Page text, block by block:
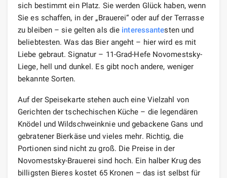
sich bestimmt ein Platz. Sie werden Glück haben, wenn
Sie es schaffen, in der „Brauerei“ oder auf der Terrasse
zu bleiben – sie gelten als die interessantesten und
beliebtesten. Was das Bier angeht – hier wird es mit
Liebe gebraut. Signatur – 11-Grad-Hefe Novomestsky-
Liege, hell und dunkel. Es gibt noch andere, weniger
bekannte Sorten.
Auf der Speisekarte stehen auch eine Vielzahl von
Gerichten der tschechischen Küche – die legendären
Knödel und Wildschweinknie und gebackene Gans und
gebratener Bierkäse und vieles mehr. Richtig, die
Portionen sind nicht zu groß. Die Preise in der
Novomestsky-Brauerei sind hoch. Ein halber Krug des
billigsten Bieres kostet 65 Kronen – das ist selbst für